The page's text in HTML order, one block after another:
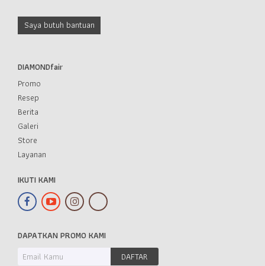
Saya butuh bantuan
DIAMONDfair
Promo
Resep
Berita
Galeri
Store
Layanan
IKUTI KAMI
DAPATKAN PROMO KAMI